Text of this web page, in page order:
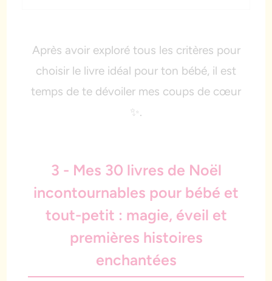
Après avoir exploré tous les critères pour
choisir le livre idéal pour ton bébé, il est
temps de te dévoiler mes coups de cœur
✨.
3 - Mes 30 livres de Noël
incontournables pour bébé et
tout-petit : magie, éveil et
premières histoires
enchantées